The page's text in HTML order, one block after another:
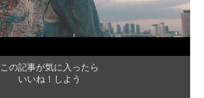
この記事が気に入ったら
いいね！しよう